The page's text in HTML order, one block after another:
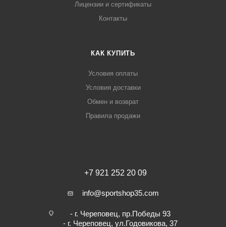
Лицензии и сертификаты
Контакты
КАК КУПИТЬ
Условия оплаты
Условия доставки
Обмен и возврат
Правила продажи
+7 921 252 20 09
info@sportshop35.com
- г. Череповец, пр.Победы 93
- г. Череповец, ул.Годовикова, 37